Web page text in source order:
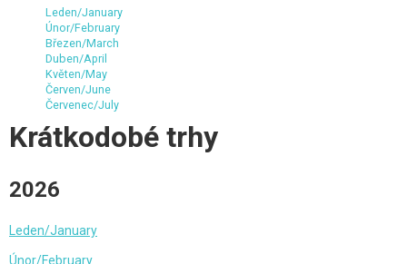
Leden/January
Únor/February
Březen/March
Duben/April
Květen/May
Červen/June
Červenec/July
Krátkodobé trhy
2026
Leden/January
Únor/February